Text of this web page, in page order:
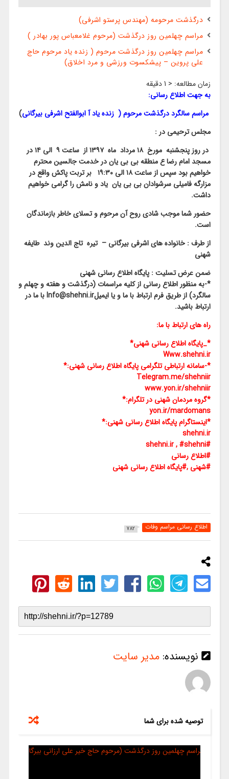
درگذشت مرحومه (مهندس پرستو اشرفی)
مراسم چهلمین روز درگذشت (مرحوم غلامعباس پور بهادر )
مراسم چهلمین روز درگذشت مرحوم ( زنده یاد مرحوم حاج
علی پروین – پیشکسوت ورزشی و مرد اخلاق)
زمان مطالعه: < 1 دقیقه
به جهت اطلاع رسانی:
مراسم سالگرد درگذشت مرحوم ( زنده یادآ ابوالفتح اشرفی بیرگانی)
مجلس ترحیمی در :
در روز پنجشنبه مورخ ۱۸ مرداد ماه ۱۳۹۷ از ساعت ۹ الی ۱۴ در
مسجد امام رضا ع منطقه بی بی یان در خدمت جالسین محترم
خواهیم بود سپس از ساعت ۱۸ الی ۱۹:۳۰ بر تربت پاکش واقع در
مزارگه فامیلی سرشوادان بی بی یان یاد و نامش را گرامی خواهیم
داشت.
حضور شما موجب شادی روح آن مرحوم و تسلای خاطر بازماندگان
است.
از طرف : خانواده های اشرفی بیرگانی – تیره تاج الدین وند طایفه
شهنی
ضمن عرض تسلیت : پایگاه اطلاع رسانی شهنی
*-به منظور اطلاع رسانی از کلیه مراسمات (درگذشت و هفته و چهلم و
سالگرد) از طریق فرم ارتباط با ما و یا ایمیلInfo@shehni.ir با ما در
ارتباط باشید.
راه های ارتباط با ما:
*_پایگاه اطلاع رسانی شهنی*
Www.shehni.ir
*-سامانه ارتباطی تلگرامی پایگاه اطلاع رسانی شهنی:*
Telegram.me/shehniir
www.yon.ir/shehniir
*گروه مردمان شهنی در تلگرام:*
yon.ir/mardomans
*اینستاگرام پایگاه اطلاع رسانی شهنی:*
shehni.ir
#shehni.ir , #shehni
#اطلاع رسانی
#شهنی ,#پایگاه اطلاع رسانی شهنی
اطلاع رسانی مراسم وفات 782
نویسنده: مدیر سایت
توصیه شده برای شما